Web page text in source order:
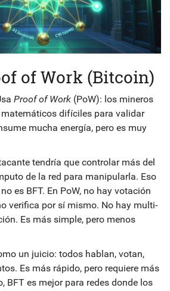
of Work (Bitcoin)
Proof of Work (PoW): los mineros
difíciles para validar
mucha energía, pero es muy
tendría que controlar más del
de la red para manipularla. Eso
es BFT. En PoW, no hay votación
verifica por sí mismo. No hay multi-
Es más simple, pero menos
un juicio: todos hablan, votan,
Es más rápido, pero requiere más
BFT es mejor para redes donde los